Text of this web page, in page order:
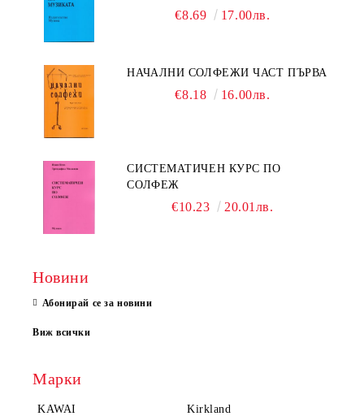
€8.69 17.00лв.
НАЧАЛНИ СОЛФЕЖИ ЧАСТ ПЪРВА
€8.18 16.00лв.
СИСТЕМАТИЧЕН КУРС ПО
СОЛФЕЖ
€10.23 20.01лв.
Новини
Абонирай се за новини
Виж всички
Марки
KAWAI Kirkland